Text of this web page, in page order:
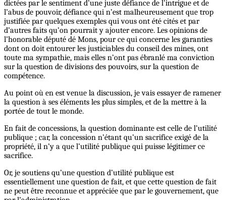
dictées par le sentiment d’une juste défiance de l’intrigue et de
l’abus de pouvoir, défiance qui n’est malheureusement que trop
justifiée par quelques exemples qui vous ont été cités et par
d’autres faits qu’on pourrait y ajouter encore. Les opinions de
l’honorable député dé Mons, pour ce qui concerne les garanties
dont on doit entourer les justiciables du conseil des mines, ont
toute ma sympathie, mais elles n’ont pas ébranlé ma conviction
sur la question de divisions des pouvoirs, sur la question de
compétence.
Au point où en est venue la discussion, je vais essayer de ramener
la question à ses éléments les plus simples, et de la mettre à la
portée de tout le monde.
En fait de concessions, la question dominante est celle de l’utilité
publique ; car, la concession n’étant qu’un sacrifice exigé de la
propriété, il n’y a que l’utilité publique qui puisse légitimer ce
sacrifice.
Or, je soutiens qu’une question d’utilité publique est
essentiellement une question de fait, et que cette question de fait
ne peut être reconnue et appréciée que par le gouvernement, que